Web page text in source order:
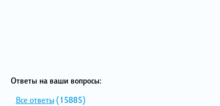
Ответы на ваши вопросы:
Все ответы(15885)